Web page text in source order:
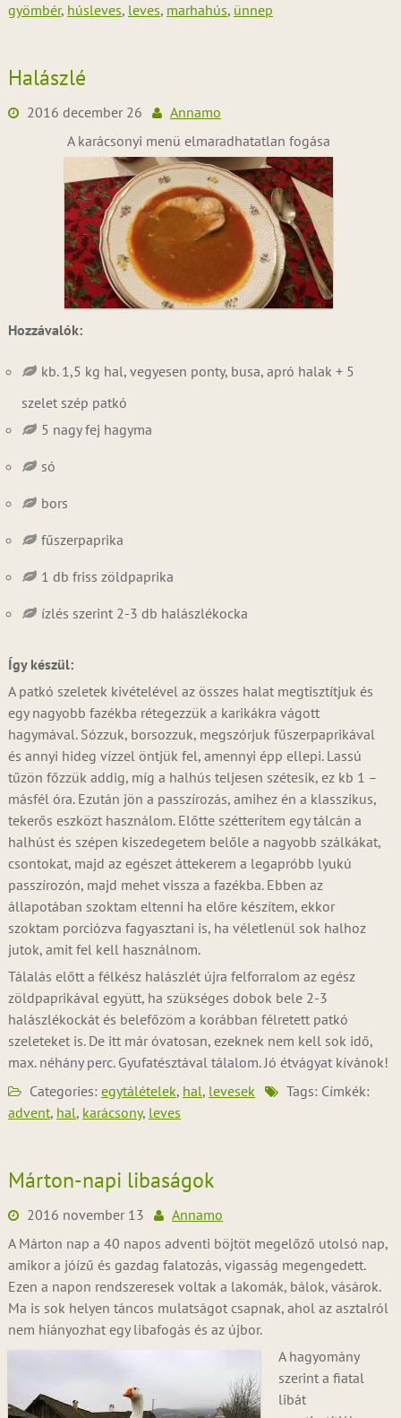
gyömbér, húsleves, leves, marhahús, ünnep
Halászlé
2016 december 26
Annamo
A karácsonyi menü elmaradhatatlan fogása
Hozzávalók:
kb. 1,5 kg hal, vegyesen ponty, busa, apró halak + 5
szelet szép patkó
5 nagy fej hagyma
só
bors
fűszerpaprika
1 db friss zöldpaprika
ízlés szerint 2-3 db halászlékocka
Így készül:
A patkó szeletek kivételével az összes halat megtisztítjuk és
egy nagyobb fazékba rétegezzük a karikákra vágott
hagymával. Sózzuk, borsozzuk, megszórjuk fűszerpaprikával
és annyi hideg vízzel öntjük fel, amennyi épp ellepi. Lassú
tűzön főzzük addig, míg a halhús teljesen szétesik, ez kb 1 –
másfél óra. Ezután jön a passzírozás, amihez én a klasszikus,
tekerős eszközt használom. Előtte szétterítem egy tálcán a
halhúst és szépen kiszedegetem belőle a nagyobb szálkákat,
csontokat, majd az egészet áttekerem a legapróbb lyukú
passzírozón, majd mehet vissza a fazékba. Ebben az
állapotában szoktam eltenni ha előre készítem, ekkor
szoktam porciózva fagyasztani is, ha véletlenül sok halhoz
jutok, amit fel kell használnom.
Tálalás előtt a félkész halászlét újra felforralom az egész
zöldpaprikával együtt, ha szükséges dobok bele 2-3
halászlékockát és belefőzöm a korábban félretett patkó
szeleteket is. De itt már óvatosan, ezeknek nem kell sok idő,
max. néhány perc. Gyufatésztával tálalom. Jó étvágyat kívánok!
Categories: egytálételek, hal, levesek
Tags: Címkék:
advent, hal, karácsony, leves
Márton-napi libaságok
2016 november 13
Annamo
A Márton nap a 40 napos adventi böjtöt megelőző utolsó nap,
amikor a jóízű és gazdag falatozás, vigasság megengedett.
Ezen a napon rendszeresek voltak a lakomák, bálok, vásárok.
Ma is sok helyen táncos mulatságot csapnak, ahol az asztalról
nem hiányozhat egy libafogás és az újbor.
A hagyomány
szerint a fiatal
libát